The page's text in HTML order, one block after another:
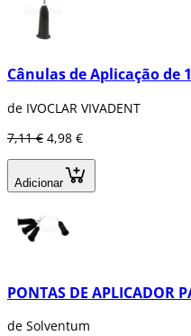
Cânulas de Aplicação de
de IVOCLAR VIVADENT
7,11 € 4,98 €
Adicionar
PONTAS DE APLICADOR
de Solventum